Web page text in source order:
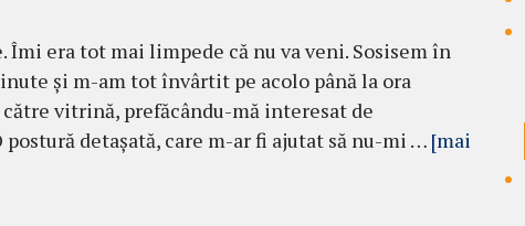
Îmi era tot mai limpede că nu va veni. Sosisem în
şi m-am tot învârtit pe acolo până la ora
vitrină, prefăcându-mă interesat de
detaşată, care m-ar fi ajutat să nu-mi … [mai